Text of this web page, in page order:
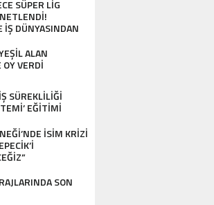
SÜPER LİG
İŞ DÜNYASINDAN
ALAN
OY VERDİ
SÜREKLİLİĞİ
EĞİTİMİ
İSİM KRİZİ
SON